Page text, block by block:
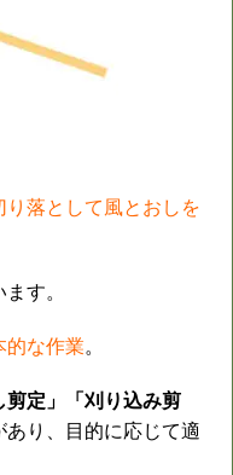
落として風とおしを
す。
的な作業。
剪定」「刈り込み剪
あり、目的に応じて適